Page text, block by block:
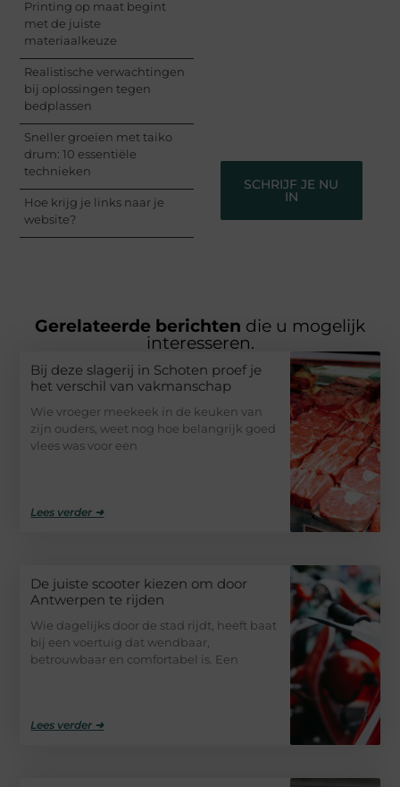
Printing op maat begint
met de juiste
materiaalkeuze
Realistische verwachtingen
bij oplossingen tegen
bedplassen
Sneller groeien met taiko
drum: 10 essentiële
technieken
Hoe krijg je links naar je
website?
SCHRIJF JE NU
IN
Gerelateerde berichten die u mogelijk
interesseren.
Bij deze slagerij in Schoten proef je
het verschil van vakmanschap
Wie vroeger meekeek in de keuken van
zijn ouders, weet nog hoe belangrijk goed
vlees was voor een
Lees verder ➜
De juiste scooter kiezen om door
Antwerpen te rijden
Wie dagelijks door de stad rijdt, heeft baat
bij een voertuig dat wendbaar,
betrouwbaar en comfortabel is. Een
Lees verder ➜